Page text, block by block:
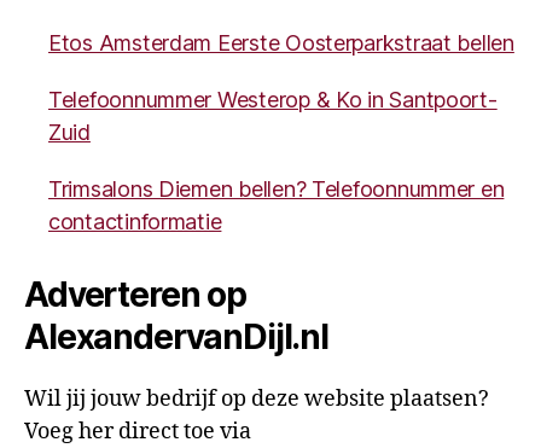
Etos Amsterdam Eerste Oosterparkstraat bellen
Telefoonnummer Westerop & Ko in Santpoort-
Zuid
Trimsalons Diemen bellen? Telefoonnummer en
contactinformatie
Adverteren op
AlexandervanDijl.nl
Wil jij jouw bedrijf op deze website plaatsen?
Voeg her direct toe via